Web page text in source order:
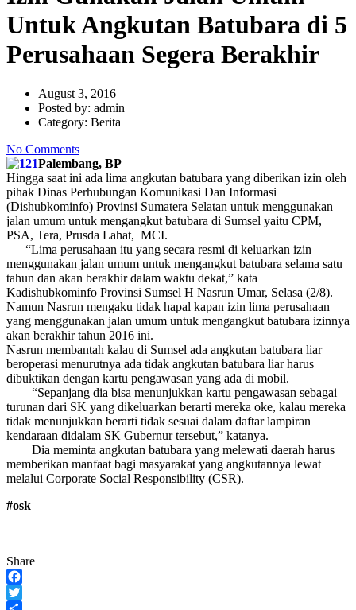
Untuk Angkutan Batubara di 5
Perusahaan Segera Berakhir
August 3, 2016
Posted by: admin
Category: Berita
No Comments
Palembang, BP
Hingga saat ini ada lima angkutan batubara yang diberikan izin oleh
pihak Dinas Perhubungan Komunikasi Dan Informasi
(Dishubkominfo) Provinsi Sumatera Selatan untuk menggunakan
jalan umum untuk mengangkut batubara di Sumsel yaitu CPM,
PSA, Tera, Prusda Lahat, MCI.
“Lima perusahaan itu yang secara resmi di keluarkan izin
menggunakan jalan umum untuk mengangkut batubara selama satu
tahun dan akan berakhir dalam waktu dekat,” kata
Kadishubkominfo Provinsi Sumsel H Nasrun Umar, Selasa (2/8).
Namun Nasrun mengaku tidak hapal kapan izin lima perusahaan
yang menggunakan jalan umum untuk mengangkut batubara izinnya
akan berakhir tahun 2016 ini.
Nasrun membantah kalau di Sumsel ada angkutan batubara liar
beroperasi menurutnya ada tidak angkutan batubara liar harus
dibuktikan dengan kartu pengawasan yang ada di mobil.
“Sepanjang dia bisa menunjukkan kartu pengawasan sebagai
turunan dari SK yang dikeluarkan berarti mereka oke, kalau mereka
tidak menunjukkan berarti tidak sesuai dalam daftar lampiran
kendaraan didalam SK Gubernur tersebut,” katanya.
Dia meminta angkutan batubara yang melewati daerah harus
memberikan manfaat bagi masyarakat yang angkutannya lewat
melalui Corporate Social Responsibility (CSR).
#osk
Share
Facebook